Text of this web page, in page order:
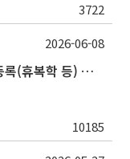
3722
2026학년도 제2학기 등록금 수납 및 등록(휴복학 등) 일정 안내
10185
2026-06-08